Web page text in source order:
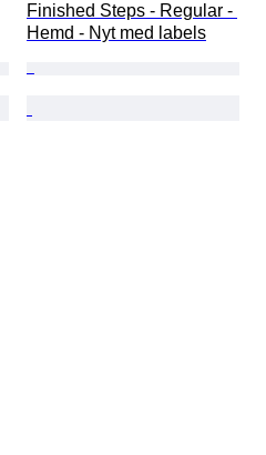
Finished Steps - Regular -
Hemd - Nyt med labels